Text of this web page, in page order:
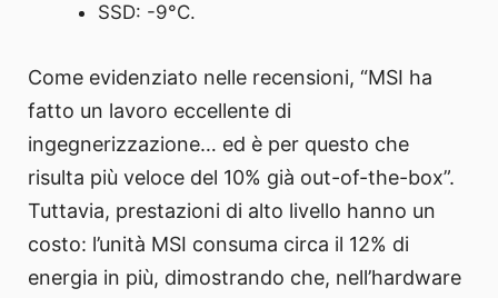
SSD: -9°C.
Come evidenziato nelle recensioni, “MSI ha
fatto un lavoro eccellente di
ingegnerizzazione… ed è per questo che
risulta più veloce del 10% già out-of-the-box”.
Tuttavia, prestazioni di alto livello hanno un
costo: l’unità MSI consuma circa il 12% di
energia in più, dimostrando che, nell’hardware